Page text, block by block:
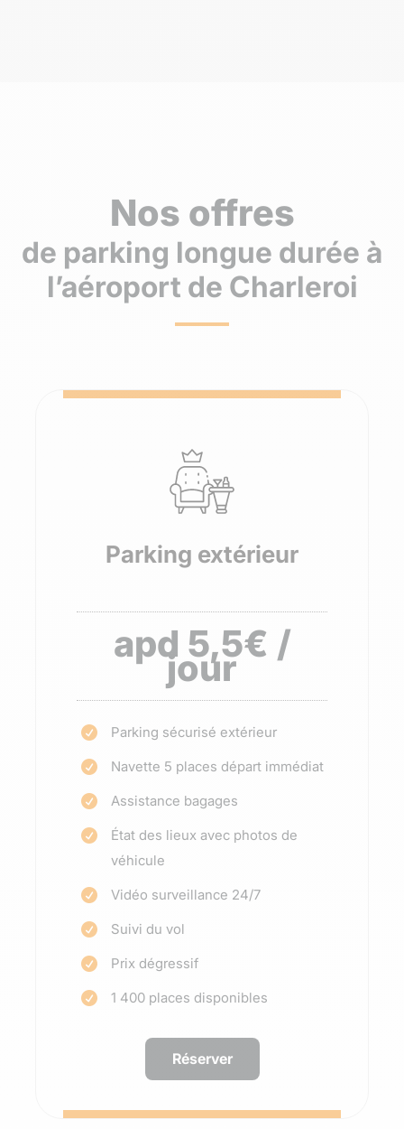
Nos offres
de parking longue durée à
l’aéroport de Charleroi
Parking extérieur
apd 5,5€ /
jour
 Parking sécurisé extérieur
 Navette 5 places départ immédiat
 Assistance bagages

État des lieux avec photos de
véhicule
 Vidéo surveillance 24/7
 Suivi du vol
 Prix dégressif
 1 400 places disponibles
Réserver